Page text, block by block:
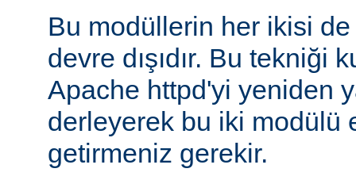
Bu modüllerin her ikisi de
devre dışıdır. Bu tekniği
Apache httpd'yi yeniden
derleyerek bu iki modülü
getirmeniz gerekir.